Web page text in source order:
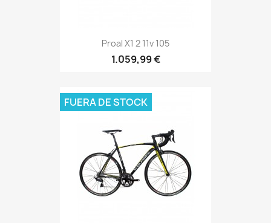
Proal X1 2 11v 105
1.059,99 €
FUERA DE STOCK